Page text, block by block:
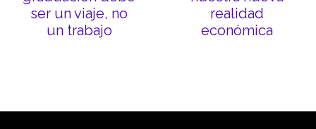
ser un viaje, no
un trabajo
realidad
económica